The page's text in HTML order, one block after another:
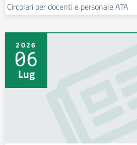
Circolari per docenti e personale ATA
2026
06
Lug